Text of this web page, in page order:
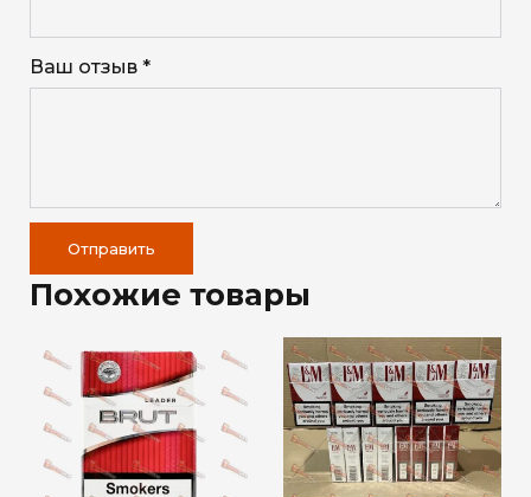
Ваш отзыв *
Отправить
Похожие товары